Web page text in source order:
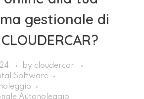
gestionale di
by cloudercar
Software
Autonoleggio